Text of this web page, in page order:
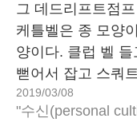
그 데드리프트점
케틀벨은 종 모양
양이다. 클럽 벨
뻗어서 잡고 스쿼
있기 때문에 몸을
일어날 수 있다.
2019/03/08
"수신(personal